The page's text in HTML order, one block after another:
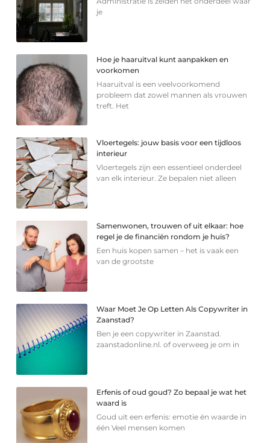
je
Hoe je haaruitval kunt aanpakken en
voorkomen
Haaruitval is een veelvoorkomend
probleem dat zowel mannen als vrouwen
treft. Het
Vloertegels: jouw basis voor een tijdloos
interieur
Vloertegels zijn een essentieel onderdeel
van elk interieur. Ze bepalen niet alleen
Samenwonen, trouwen of uit elkaar: hoe
regel je de financiën rondom je huis?
Een huis kopen samen – het is vaak een
van de grootste
Waar Moet Je Op Letten Als Copywriter in
Zaanstad?
Ben je een copywriter in Zaanstad.
zaanstadonline.nl. of overweeg je om in
Erfenis of oud goud? Zo bepaal je wat het
waard is
Goud uit een erfenis: emotie én waarde in
één Veel mensen komen